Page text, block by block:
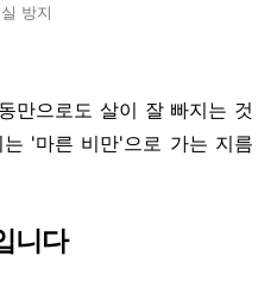
방지
만으로도 살이 잘 빠지는 것
'마른 비만'으로 가는 지름
니다